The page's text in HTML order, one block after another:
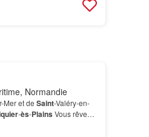
Normandie
Mer et de Saint-Valéry-en-
-ès-Plains Vous rêvez